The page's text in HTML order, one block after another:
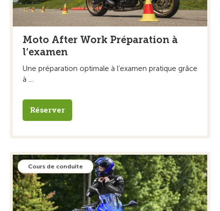
Moto After Work Préparation à
l‘examen
Une préparation optimale à l’examen pratique grâce
à ...
Réserver
Cours de conduite